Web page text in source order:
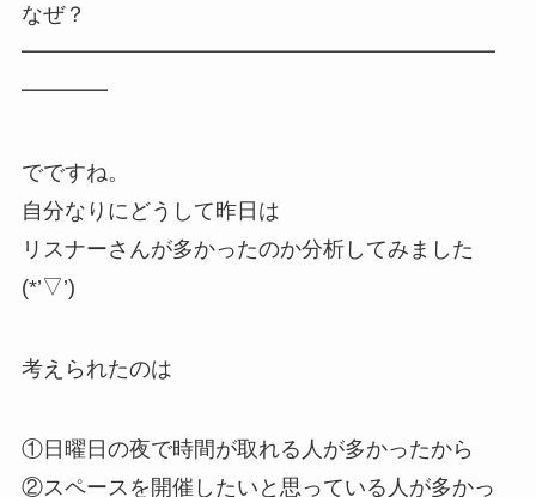
なぜ？
━━━━━━━━━━━━━━━━━━━━━━
━━━━
でですね。
自分なりにどうして昨日は
リスナーさんが多かったのか分析してみました
(*’▽’)
考えられたのは
①日曜日の夜で時間が取れる人が多かったから
②スペースを開催したいと思っている人が多かっ